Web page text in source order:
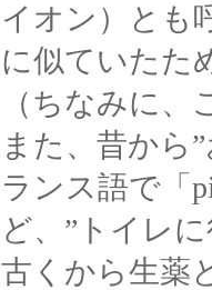
イオン）とも
に似ていたた
（ちなみに
また、昔から
ランス語で「
ど、”トイレ
古くから生薬